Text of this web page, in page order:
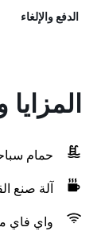
الدفع والإلغاء
حمام
آلة صنع
واي فاي